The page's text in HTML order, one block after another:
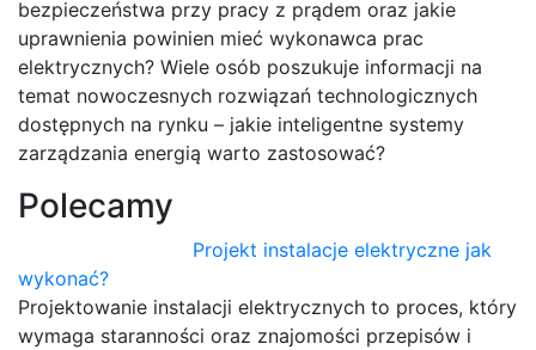
bezpieczeństwa przy pracy z prądem oraz jakie
uprawnienia powinien mieć wykonawca prac
elektrycznych? Wiele osób poszukuje informacji na
temat nowoczesnych rozwiązań technologicznych
dostępnych na rynku – jakie inteligentne systemy
zarządzania energią warto zastosować?
Polecamy
Projekt instalacje elektryczne jak
wykonać?
Projektowanie instalacji elektrycznych to proces, który
wymaga staranności oraz znajomości przepisów i